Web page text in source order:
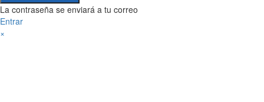
La contraseña se enviará a tu correo
Entrar
×